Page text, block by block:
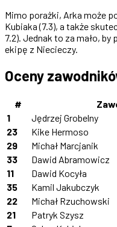
Mimo porażki, Arka może
Kubiaka (7.3), a także
7.2). Jednak to za mało,
ekipę z Niecieczy.
Oceny
#
1
Jędrzej Grobelny
23
Kike Hermoso
29
Michał Marcjanik
33
Dawid Abramowicz
11
Dawid Kocyła
35
Kamil Jakubczyk
22
Michał Rzuchowski
21
Patryk Szysz